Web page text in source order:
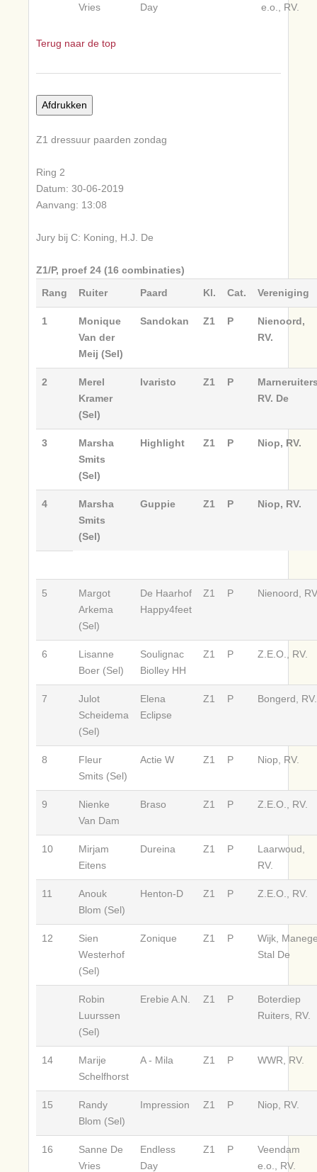
Vries Day e.o., RV.
Terug naar de top
Z1 dressuur paarden zondag
Ring 2
Datum: 30-06-2019
Aanvang: 13:08
Jury bij C: Koning, H.J. De
Z1/P, proef 24 (16 combinaties)
Rang
Ruiter Paard Kl. Cat. Vereniging
1
Monique
Van der
Meij (Sel)
Sandokan Z1 P
Nienoord,
RV.
2
Merel
Kramer
(Sel)
Ivaristo Z1 P
RV. De
3
Marsha
Smits
(Sel)
Highlight Z1 P Niop, RV.
4
Marsha
Smits
(Sel)
Guppie Z1 P Niop, RV.
5
Margot
Arkema
(Sel)
De Haarhof
Happy4feet
Z1 P Nienoord,
6
Lisanne
Boer (Sel)
Soulignac
Biolley HH
Z1 P Z.E.O., RV.
7
Julot
Scheidema
(Sel)
Elena
Eclipse
Z1 P Bongerd, RV.
8
Fleur
Smits (Sel)
Actie W Z1 P Niop, RV.
9
Nienke
Van Dam
Braso Z1 P Z.E.O., RV.
10
Mirjam
Eitens
Dureina Z1 P
Laarwoud,
RV.
11
Anouk
Blom (Sel)
Henton-D Z1 P Z.E.O., RV.
12
Sien
Westerhof
(Sel)
Zonique Z1 P
Wijk,
Stal De
Robin
Luurssen
(Sel)
Erebie A.N. Z1 P
Boterdiep
Ruiters, RV.
14
Marije
Schelfhorst
A - Mila Z1 P WWR, RV.
15
Randy
Blom (Sel)
Impression Z1 P Niop, RV.
16
Sanne De
Vries
Endless
Day
Z1 P
Veendam
e.o., RV.